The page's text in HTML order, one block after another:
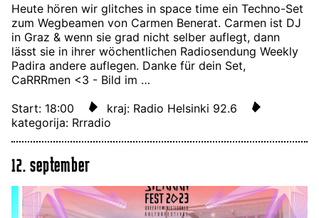
Heute hören wir glitches in space time ein Techno-Set
zum Wegbeamen von Carmen Benerat. Carmen ist DJ
in Graz & wenn sie grad nicht selber auflegt, dann
lässt sie in ihrer wöchentlichen Radiosendung Weekly
Padira andere auflegen. Danke für dein Set,
CaRRRmen <3 - Bild im …
Start: 18:00
kraj: Radio Helsinki 92.6
kategorija: Rrradio
12. september